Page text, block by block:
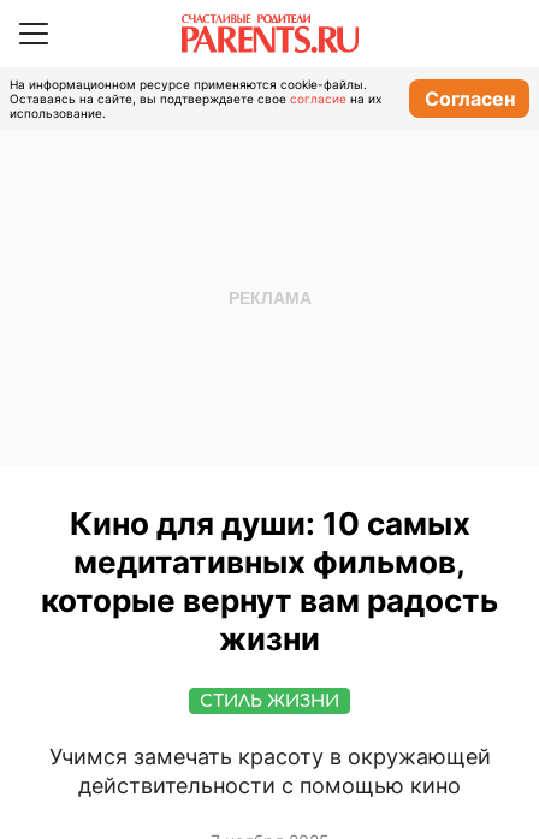
На информационном ресурсе применяются cookie-файлы.
Оставаясь на сайте, вы подтверждаете свое согласие на их
использование.
Согласен
Кино для души: 10 самых
медитативных фильмов,
которые вернут вам радость
жизни
СТИЛЬ ЖИЗНИ
Учимся замечать красоту в окружающей
действительности с помощью кино